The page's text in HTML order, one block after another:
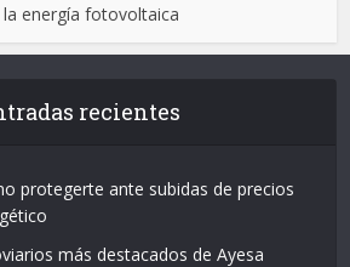
energía fotovoltaica
recientes
protegerte ante subidas de precios
más destacados de Ayesa